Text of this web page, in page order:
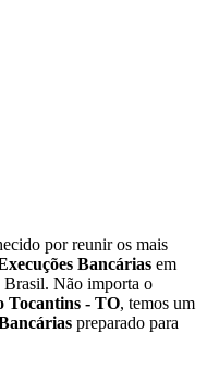
por reunir os mais
Bancárias em
Brasil. Não importa o
Tocantins - TO, temos um
preparado para